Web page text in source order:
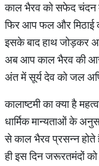
काल भैरव को सफेद चंदन
फिर आप फल और मिठाई
इसके बाद हाथ जोड़कर
अब आप काल भैरव की
अंत में सूर्य देव को जल
कालाष्टमी का क्या है
धार्मिक मान्यताओं के
से काल भैरव प्रसन्न होते
ही इस दिन जरूरतमंदों